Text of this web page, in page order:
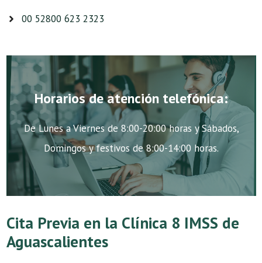
00 52800 623 2323
Horarios de atención telefónica:
De Lunes a Viernes de 8:00-20:00 horas y Sábados,
Domingos y festivos de 8:00-14:00 horas.
Cita Previa en la Clínica 8 IMSS de
Aguascalientes